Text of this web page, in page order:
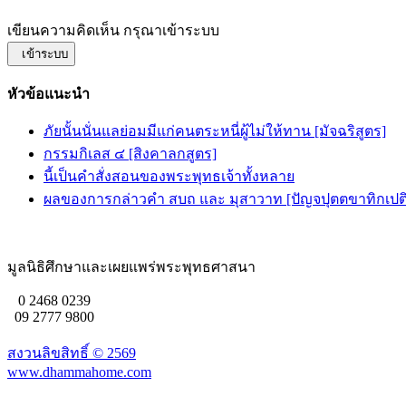
เขียนความคิดเห็น กรุณาเข้าระบบ
เข้าระบบ
หัวข้อแนะนำ
ภัยนั้นนั่นแลย่อมมีแก่คนตระหนี่ผู้ไม่ให้ทาน [มัจฉริสูตร]
กรรมกิเลส ๔ [สิงคาลกสูตร]
นี้เป็นคำสั่งสอนของพระพุทธเจ้าทั้งหลาย
ผลของการกล่าวคำ สบถ และ มุสาวาท [ปัญจปุตตขาทิกเป
มูลนิธิศึกษาและเผยแพร่พระพุทธศาสนา
0 2468 0239
09 2777 9800
สงวนลิขสิทธิ์ © 2569
www.dhammahome.com